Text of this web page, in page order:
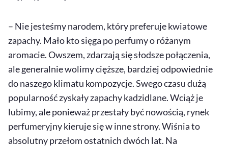
– Nie jesteśmy narodem, który preferuje kwiatowe
zapachy. Mało kto sięga po perfumy o różanym
aromacie. Owszem, zdarzają się słodsze połączenia,
ale generalnie wolimy cięższe, bardziej odpowiednie
do naszego klimatu kompozycje. Swego czasu dużą
popularność zyskały zapachy kadzidlane. Wciąż je
lubimy, ale ponieważ przestały być nowością, rynek
perfumeryjny kieruje się w inne strony. Wiśnia to
absolutny przełom ostatnich dwóch lat. Na